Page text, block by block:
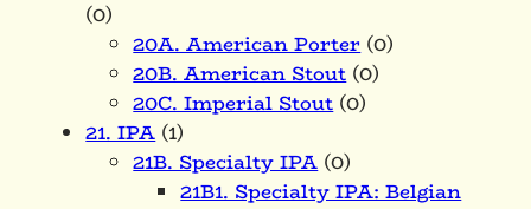
(0)
20A. American Porter(0)
20B. American Stout(0)
20C. Imperial Stout(0)
21. IPA(1)
21B. Specialty IPA(0)
21B1. Specialty IPA: Belgian